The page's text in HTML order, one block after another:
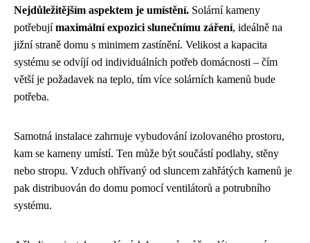
Nejdůležitějším aspektem je umístění. Solární kameny
potřebujímaximální expozici slunečnímu záření, ideálně na
jižní straně domu s minimem zastínění. Velikost a kapacita
systému se odvíjí od individuálních potřeb domácnosti – čím
větší je požadavek na teplo, tím více solárních kamenů bude
potřeba.
Samotná instalace zahrnuje vybudování izolovaného prostoru,
kam se kameny umístí. Ten může být součástí podlahy, stěny
nebo stropu. Vzduch ohřívaný od sluncem zahřátých kamenů je
pak distribuován do domu pomocí ventilátorů a potrubního
systému.